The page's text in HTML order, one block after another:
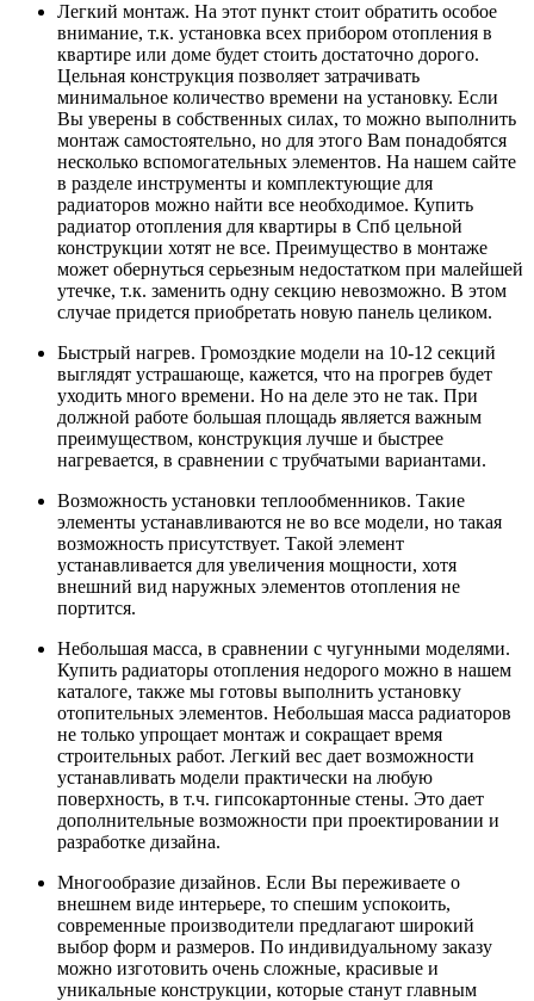
Легкий монтаж. На этот пункт стоит обратить особое
внимание, т.к. установка всех прибором отопления в
квартире или доме будет стоить достаточно дорого.
Цельная конструкция позволяет затрачивать
минимальное количество времени на установку. Если
Вы уверены в собственных силах, то можно выполнить
монтаж самостоятельно, но для этого Вам понадобятся
несколько вспомогательных элементов. На нашем сайте
в разделе инструменты и комплектующие для
радиаторов можно найти все необходимое. Купить
радиатор отопления для квартиры в Спб цельной
конструкции хотят не все. Преимущество в монтаже
может обернуться серьезным недостатком при малейшей
утечке, т.к. заменить одну секцию невозможно. В этом
случае придется приобретать новую панель целиком.
Быстрый нагрев. Громоздкие модели на 10-12 секций
выглядят устрашающе, кажется, что на прогрев будет
уходить много времени. Но на деле это не так. При
должной работе большая площадь является важным
преимуществом, конструкция лучше и быстрее
нагревается, в сравнении с трубчатыми вариантами.
Возможность установки теплообменников. Такие
элементы устанавливаются не во все модели, но такая
возможность присутствует. Такой элемент
устанавливается для увеличения мощности, хотя
внешний вид наружных элементов отопления не
портится.
Небольшая масса, в сравнении с чугунными моделями.
Купить радиаторы отопления недорого можно в нашем
каталоге, также мы готовы выполнить установку
отопительных элементов. Небольшая масса радиаторов
не только упрощает монтаж и сокращает время
строительных работ. Легкий вес дает возможности
устанавливать модели практически на любую
поверхность, в т.ч. гипсокартонные стены. Это дает
дополнительные возможности при проектировании и
разработке дизайна.
Многообразие дизайнов. Если Вы переживаете о
внешнем виде интерьере, то спешим успокоить,
современные производители предлагают широкий
выбор форм и размеров. По индивидуальному заказу
можно изготовить очень сложные, красивые и
уникальные конструкции, которые станут главным